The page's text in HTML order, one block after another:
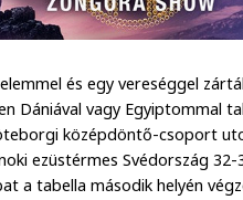
és egy vereséggel
Dániával vagy Egyiptommal
középdöntő-csoport
ezüstérmes Svédország 32-
a tabella második helyén